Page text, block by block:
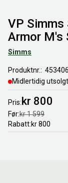
VP Simms
Armor M's
Simms
Produktnr.
Midlertidig utsolgt
Pris kr 800
Førkr 1 599
Rabatt kr 800